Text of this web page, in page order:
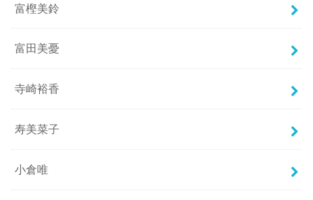
富樫美鈴
富田美憂
寺崎裕香
寿美菜子
小倉唯